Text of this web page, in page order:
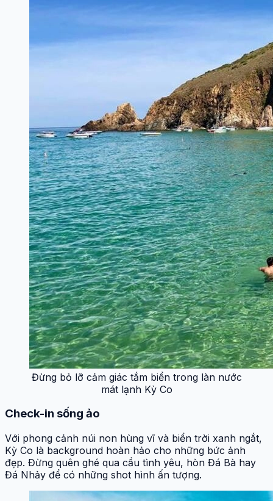
Đừng bỏ lỡ cảm giác tắm biển trong làn nước
mát lạnh Kỳ Co
Check-in sống ảo
Với phong cảnh núi non hùng vĩ và biển trời xanh ngắt,
Kỳ Co là background hoàn hảo cho những bức ảnh
đẹp. Đừng quên ghé qua cầu tình yêu, hòn Đá Bà hay
Đá Nhảy để có những shot hình ấn tượng.